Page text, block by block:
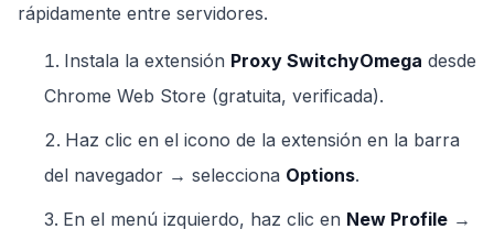
rápidamente entre servidores.
Instala la extensión Proxy SwitchyOmega desde
Chrome Web Store (gratuita, verificada).
Haz clic en el icono de la extensión en la barra
del navegador → selecciona Options.
En el menú izquierdo, haz clic en New Profile →